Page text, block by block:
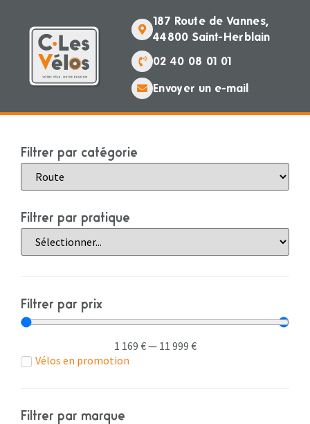
187 Route de Vannes,
44800 Saint-Herblain
02 40 08 01 01
Envoyer un e-mail
Filtrer par catégorie
Filtrer par pratique
Filtrer par prix
1 169 €— 11 999 €
Vélos en promotion
Filtrer par marque